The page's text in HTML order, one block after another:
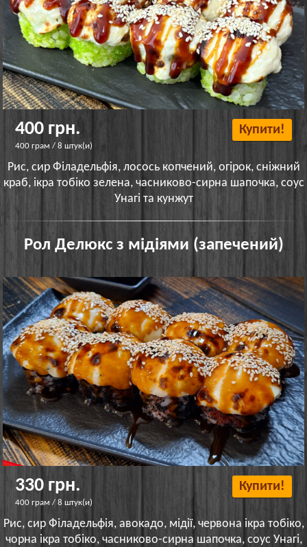
400 грн.
400 грам / 8 штук(и)
Купити!
Рис, сир Філадельфія, лосось копчений, огірок, сніжний
краб, ікра тобіко зелена, часниково-сирна шапочка, соус
Унагі та кунжут
Рол Делюкс з мідіями (запечений)
330 грн.
400 грам / 8 штук(и)
Купити!
Рис, сир Філадельфія, авокадо, мідії, червона ікра тобіко,
чорна ікра тобіко, часниково-сирна шапочка, соус Унагі,